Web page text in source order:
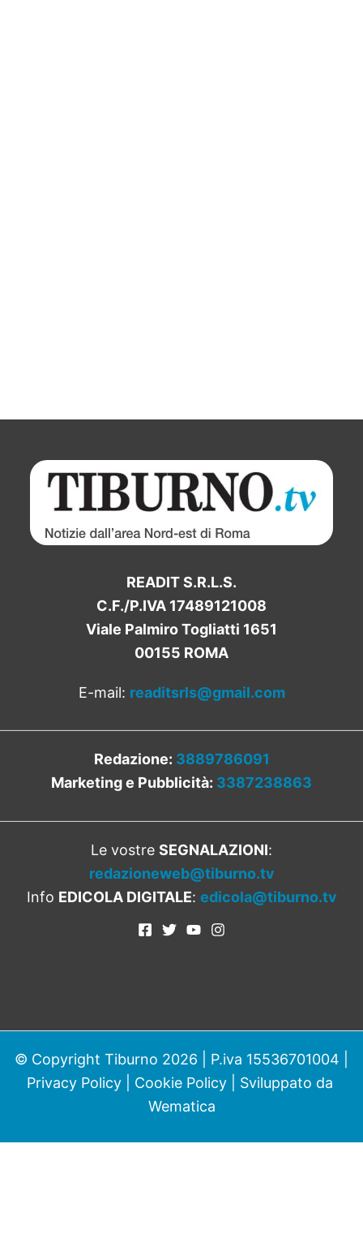
READIT S.R.L.S.
C.F./P.IVA 17489121008
Viale Palmiro Togliatti 1651
00155 ROMA
E-mail: readitsrls@gmail.com
Redazione: 3889786091
Marketing e Pubblicità: 3387238863
Le vostre SEGNALAZIONI:
redazioneweb@tiburno.tv
Info EDICOLA DIGITALE: edicola@tiburno.tv
© Copyright Tiburno 2026 | P.iva 15536701004 |
Privacy Policy| Cookie Policy| Sviluppato da
Wematica